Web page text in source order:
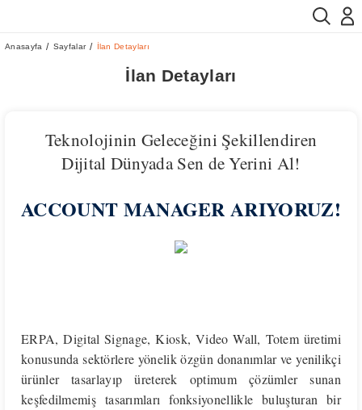
Anasayfa Sayfalar İlan Detayları
İlan Detayları
Teknolojinin Geleceğini Şekillendiren
Dijital Dünyada Sen de Yerini Al!
ACCOUNT MANAGER ARIYORUZ!
ERPA, Digital Signage, Kiosk, Video Wall, Totem üretimi
konusunda sektörlere yönelik özgün donanımlar ve yenilikçi
ürünler tasarlayıp üreterek optimum çözümler sunan
keşfedilmemiş tasarımları fonksiyonellikle buluşturan bir